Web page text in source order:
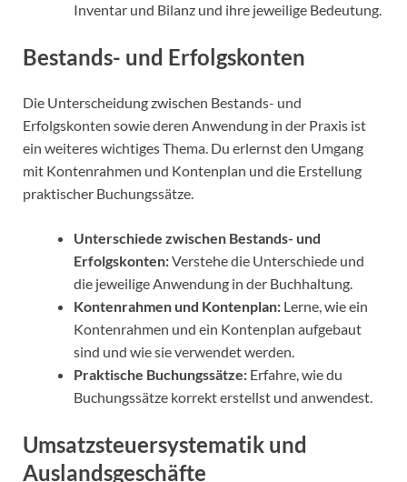
Inventar und Bilanz und ihre jeweilige Bedeutung.
Bestands- und Erfolgskonten
Die Unterscheidung zwischen Bestands- und
Erfolgskonten sowie deren Anwendung in der Praxis ist
ein weiteres wichtiges Thema. Du erlernst den Umgang
mit Kontenrahmen und Kontenplan und die Erstellung
praktischer Buchungssätze.
Unterschiede zwischen Bestands- und
Erfolgskonten:Verstehe die Unterschiede und
die jeweilige Anwendung in der Buchhaltung.
Kontenrahmen und Kontenplan: Lerne, wie ein
Kontenrahmen und ein Kontenplan aufgebaut
sind und wie sie verwendet werden.
Praktische Buchungssätze: Erfahre, wie du
Buchungssätze korrekt erstellst und anwendest.
Umsatzsteuersystematik und
Auslandsgeschäfte